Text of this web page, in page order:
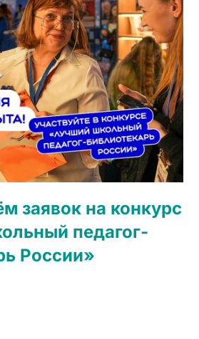
заявок на конкурс
педагог-
России»